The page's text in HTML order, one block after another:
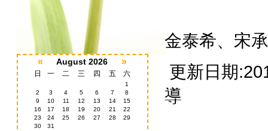
« August 2026 »
日 一 二 三 四 五 六
1
2
3 4 5 6 7
8
9
10 11 12 13 14
15
16
17 18 19 20 21
22
23
24 25 26 27 28
29
30
31
金泰希、宋
更新日期
導